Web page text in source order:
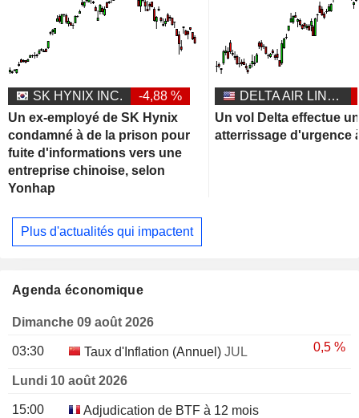
SK HYNIX INC.
-4,88 %
Un ex-employé de SK Hynix
condamné à de la prison pour
fuite d'informations vers une
entreprise chinoise, selon
Yonhap
DELTA AIR LINES, INC.
Un vol Delta effectue
atterrissage d'urgence
Plus d'actualités qui impactent
Agenda économique
Dimanche 09 août 2026
03:30 Taux d'Inflation (Annuel) JUL 0,5 %
Lundi 10 août 2026
15:00 Adjudication de BTF à 12 mois